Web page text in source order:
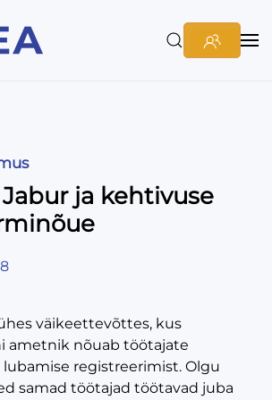
ja kehtivuse
väikeettevõttes, kus
ametnik nõuab töötajate
lubamise registreerimist. Olgu
samad töötajad töötavad juba